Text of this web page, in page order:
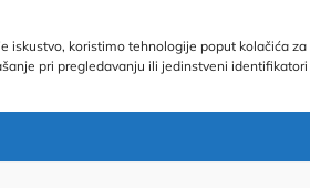
iskustvo, koristimo tehnologije poput kolačića
pri pregledavanju ili jedinstveni